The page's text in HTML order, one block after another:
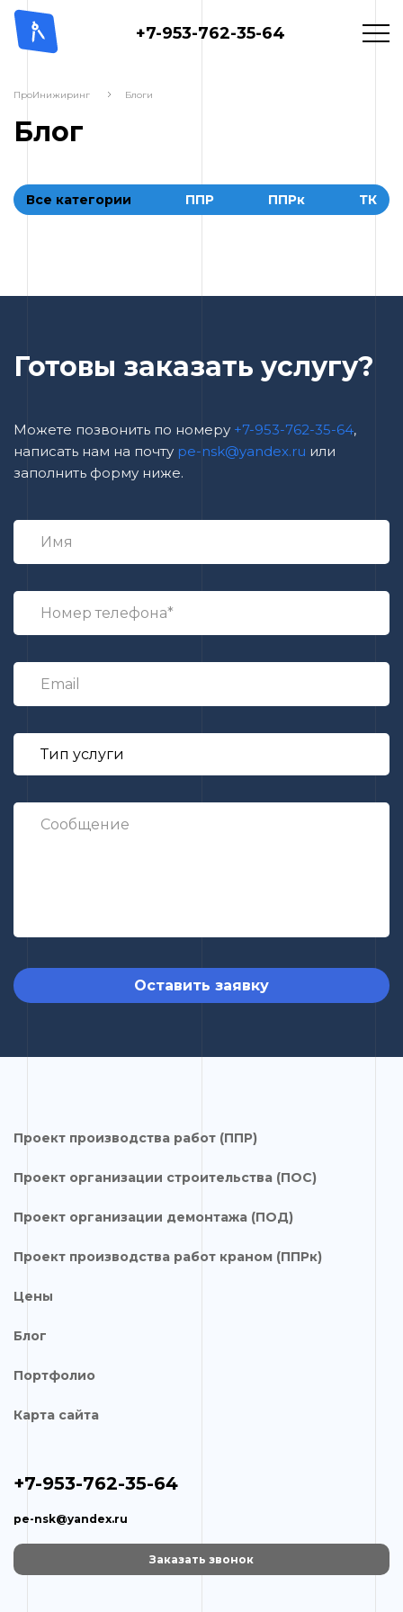
+7-953-762-35-64
ПроИнижиринг Блоги
Блог
Все категории ППР ППРк ТК
Готовы заказать услугу?
Можете позвонить по номеру +7-953-762-35-64,
написать нам на почту pe-nsk@yandex.ru или
заполнить форму ниже.
Оставить заявку
Проект производства работ (ППР)
Проект организации строительства (ПОС)
Проект организации демонтажа (ПОД)
Проект производства работ краном (ППРк)
Цены
Блог
Портфолио
Карта сайта
+7-953-762-35-64
pe-nsk@yandex.ru
Заказать звонок